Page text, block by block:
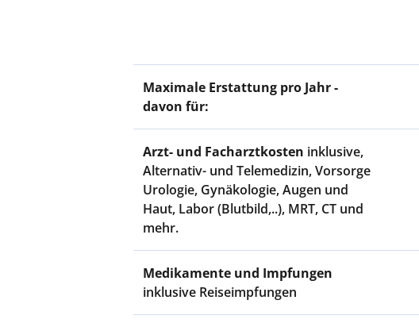
Maximale Erstattung pro Jahr -
davon für:
Arzt- und Facharztkosten inklusive,
Alternativ- und Telemedizin, Vorsorge
Urologie, Gynäkologie, Augen und
Haut, Labor (Blutbild,..), MRT, CT und
mehr.
Medikamente und Impfungen
inklusive Reiseimpfungen